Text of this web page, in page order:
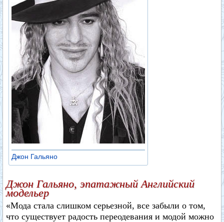
Джон Гальяно
Джон Гальяно, эпатажный Английский
модельер
«Мода стала слишком серьезной, все забыли о том,
что существует радость переодевания и модой можно